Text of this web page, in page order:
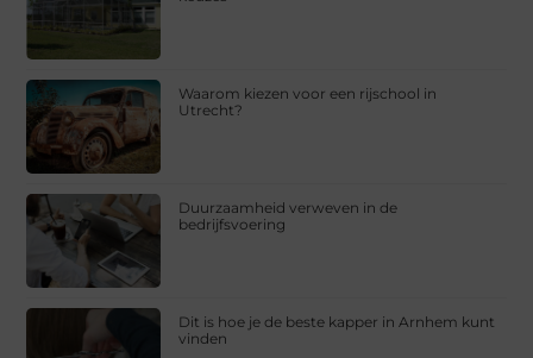
Waarom kiezen voor een rijschool in
Utrecht?
Duurzaamheid verweven in de
bedrijfsvoering
Dit is hoe je de beste kapper in Arnhem kunt
vinden